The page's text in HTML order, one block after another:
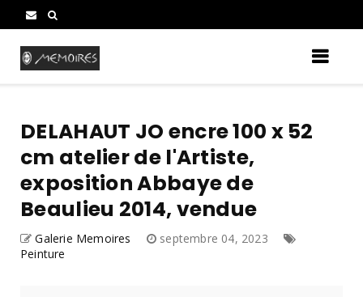
DELAHAUT JO encre 100 x 52
cm atelier de l'Artiste,
exposition Abbaye de
Beaulieu 2014, vendue
Galerie Memoires
septembre 04, 2023
Peinture